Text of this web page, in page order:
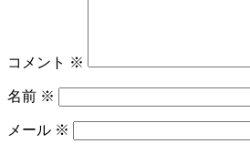
コメント ※
名前 ※
メール ※